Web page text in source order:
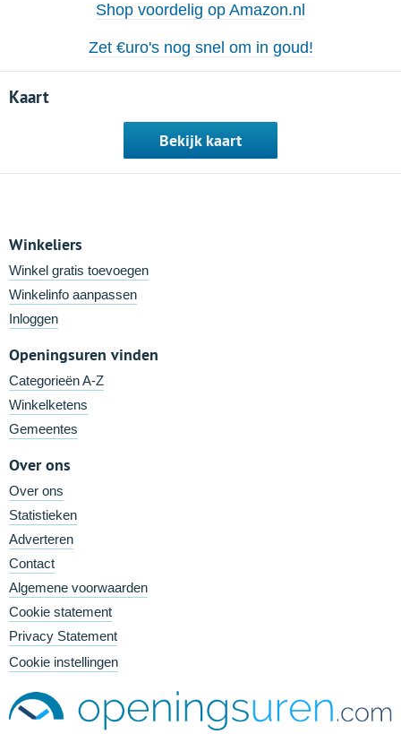
Shop voordelig op Amazon.nl
Zet €uro's nog snel om in goud!
Kaart
Bekijk kaart
Winkeliers
Winkel gratis toevoegen
Winkelinfo aanpassen
Inloggen
Openingsuren vinden
Categorieën A-Z
Winkelketens
Gemeentes
Over ons
Over ons
Statistieken
Adverteren
Contact
Algemene voorwaarden
Cookie statement
Privacy Statement
Cookie instellingen